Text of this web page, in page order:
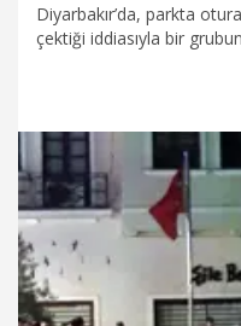
Diyarbakır’da, parkta
çektiği iddiasıyla bir grubun
hapis cezasına
yaralama' suçundan hapis
23.07.2026 Gündem